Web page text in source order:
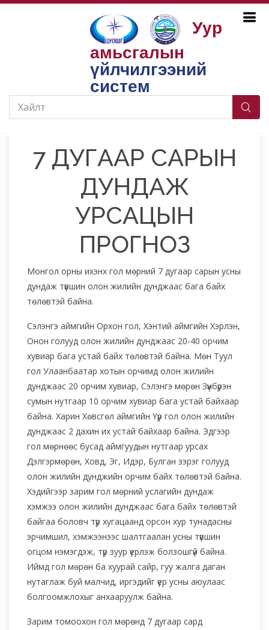
Уур
амьсгалын
үйлчилгээний
систем
Усны нөөц
Сарын урсацын прогноз
7 ДУГААР САРЫН
ДУНДАЖ
УРСАЦЫН
ПРОГНОЗ
Монгол орны ихэнх гол мөрний 7 дугаар сарын усны
дундаж түвшин олон жилийн дунджаас бага байх
төлөвтэй байна.
Сэлэнгэ аймгийн Орхон гол, Хэнтий аймгийн Хэрлэн,
Онон голууд олон жилийн дунджаас 20-40 орчим
хувиар бага устай байх төлөвтэй байна. Мөн Туул
гол Улаанбаатар хотын орчимд олон жилийн
дунджаас 20 орчим хувиар, Сэлэнгэ мөрөн Зүүнбүрэн
сумын нутгаар 10 орчим хувиар бага устай байхаар
байна. Харин Хөвсгөл аймгийн Үүр гол олон жилийн
дунджаас 2 дахин их устай байхаар байна. Эдгээр
гол мөрнөөс бусад аймгуудын нутгаар урсах
Дэлгэрмөрөн, Ховд, Эг, Идэр, Булган зэрэг голууд
олон жилийн дунджийн орчим байх төлөвтэй байна.
Хэдийгээр зарим гол мөрний услагийн дундаж
хэмжээ олон жилийн дунджаас бага байх төлөвтэй
байгаа боловч түр хугацаанд орсон хур тунадасны
эрчимшил, хэмжээнээс шалтгаалан усны түвшин
огцом нэмэгдэж, түр зуур үерлэж болзошгүй байна.
Иймд гол мөрөн ба хуурай сайр, гуу жалга даган
нутаглаж буй малчид, иргэдийг үер усны аюулаас
болгоомжлохыг анхааруулж байна.
Зарим томоохон гол мөрөнд 7 дугаар сард